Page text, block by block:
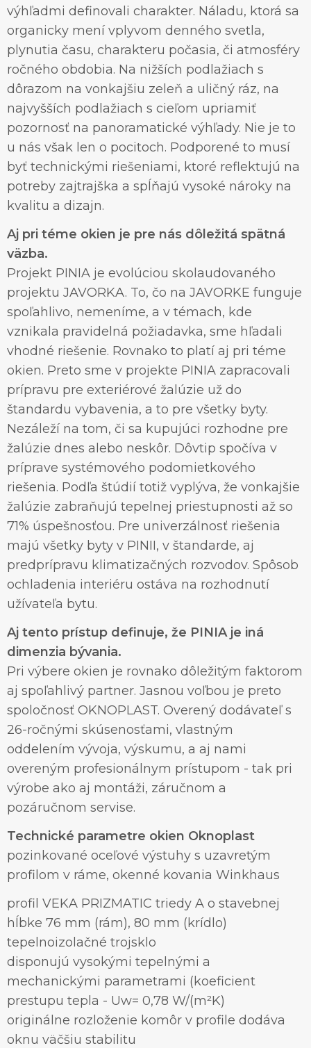
výhľadmi definovali charakter. Náladu, ktorá sa
organicky mení vplyvom denného svetla,
plynutia času, charakteru počasia, či atmosféry
ročného obdobia. Na nižších podlažiach s
dôrazom na vonkajšiu zeleň a uličný ráz, na
najvyšších podlažiach s cieľom upriamiť
pozornosť na panoramatické výhľady. Nie je to
u nás však len o pocitoch. Podporené to musí
byť technickými riešeniami, ktoré reflektujú na
potreby zajtrajška a spĺňajú vysoké nároky na
kvalitu a dizajn.
Aj pri téme okien je pre nás dôležitá spätná
väzba.
Projekt PINIA je evolúciou skolaudovaného
projektu JAVORKA. To, čo na JAVORKE funguje
spoľahlivo, nemeníme, a v témach, kde
vznikala pravidelná požiadavka, sme hľadali
vhodné riešenie. Rovnako to platí aj pri téme
okien. Preto sme v projekte PINIA zapracovali
prípravu pre exteriérové žalúzie už do
štandardu vybavenia, a to pre všetky byty.
Nezáleží na tom, či sa kupujúci rozhodne pre
žalúzie dnes alebo neskôr. Dôvtip spočíva v
príprave systémového podomietkového
riešenia. Podľa štúdií totiž vyplýva, že vonkajšie
žalúzie zabraňujú tepelnej priestupnosti až so
71% úspešnosťou. Pre univerzálnosť riešenia
majú všetky byty v PINII, v štandarde, aj
predprípravu klimatizačných rozvodov. Spôsob
ochladenia interiéru ostáva na rozhodnutí
užívateľa bytu.
Aj tento prístup definuje, že PINIA je iná
dimenzia bývania.
Pri výbere okien je rovnako dôležitým faktorom
aj spoľahlivý partner. Jasnou voľbou je preto
spoločnosť OKNOPLAST. Overený dodávateľ s
26-ročnými skúsenosťami, vlastným
oddelením vývoja, výskumu, a aj nami
overeným profesionálnym prístupom - tak pri
výrobe ako aj montáži, záručnom a
pozáručnom servise.
Technické parametre okien Oknoplast
pozinkované oceľové výstuhy s uzavretým
profilom v ráme, okenné kovania Winkhaus
profil VEKA PRIZMATIC triedy A o stavebnej
hĺbke 76 mm (rám), 80 mm (krídlo)
tepelnoizolačné trojsklo
disponujú vysokými tepelnými a
mechanickými parametrami (koeficient
prestupu tepla - Uw= 0,78 W/(m²K)
originálne rozloženie komôr v profile dodáva
oknu väčšiu stabilitu